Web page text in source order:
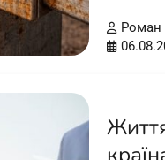
Роман